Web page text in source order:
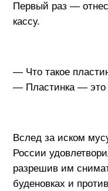
Первый раз —
кассу.
— Что такое
— Пластинка —
Вслед за иском
России
разрешив им
буденовках и